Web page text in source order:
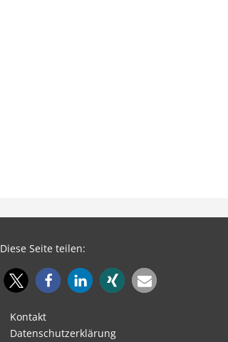
Diese Seite teilen:
Kontakt
Datenschutzerklärung